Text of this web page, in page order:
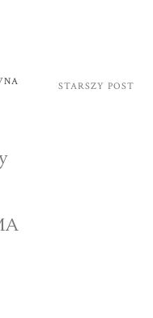
STARSZY POST